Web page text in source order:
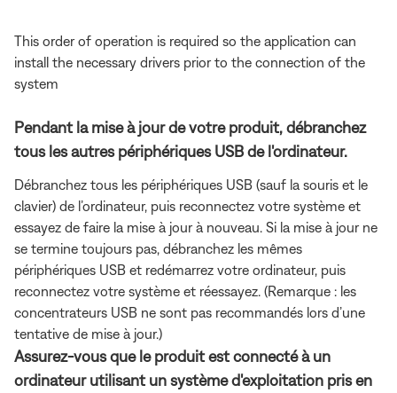
This order of operation is required so the application can
install the necessary drivers prior to the connection of the
system
Pendant la mise à jour de votre produit, débranchez
tous les autres périphériques USB de l'ordinateur.
Débranchez tous les périphériques USB (sauf la souris et le
clavier) de l’ordinateur, puis reconnectez votre système et
essayez de faire la mise à jour à nouveau. Si la mise à jour ne
se termine toujours pas, débranchez les mêmes
périphériques USB et redémarrez votre ordinateur, puis
reconnectez votre système et réessayez. (Remarque : les
concentrateurs USB ne sont pas recommandés lors d’une
tentative de mise à jour.)
Assurez-vous que le produit est connecté à un
ordinateur utilisant un système d'exploitation pris en